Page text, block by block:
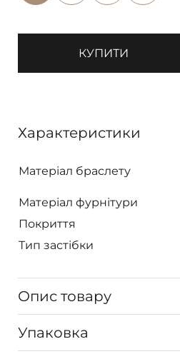
КУПИТИ
Характеристики
Матеріал браслету
Матеріал фурнітури
Покриття
Тип застібки
Опис товару
Упаковка